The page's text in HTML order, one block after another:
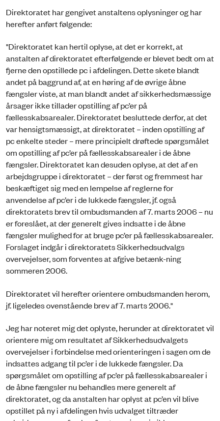
Direktoratet har gengivet anstaltens oplysninger og har
herefter anført følgende:
"Direktoratet kan hertil oplyse, at det er korrekt, at
anstalten af direktoratet efterfølgende er blevet bedt om at
fjerne den opstillede pc i afdelingen. Dette skete blandt
andet på baggrund af, at en høring af de øvrige åbne
fængsler viste, at man blandt andet af sikkerhedsmæssige
årsager ikke tillader opstilling af pc’er på
fællesskabsarealer. Direktoratet besluttede derfor, at det
var hensigtsmæssigt, at direktoratet – inden opstilling af
pc enkelte steder – mere principielt drøftede spørgsmålet
om opstilling af pc’er på fællesskabsarealer i de åbne
fængsler. Direktoratet kan desuden oplyse, at det af en
arbejdsgruppe i direktoratet – der først og fremmest har
beskæftiget sig med en lempelse af reglerne for
anvendelse af pc’er i de lukkede fængsler, jf. også
direktoratets brev til ombudsmanden af 7. marts 2006 – nu
er foreslået, at der generelt gives indsatte i de åbne
fængsler mulighed for at bruge pc’er på fællesskabsarealer.
Forslaget indgår i direktoratets Sikkerhedsudvalgs
overvejelser, som forventes at afgive betænk-ning
sommeren 2006.
Direktoratet vil herefter orientere ombudsmanden herom,
jf. ligeledes ovenstående brev af 7. marts 2006."
Jeg har noteret mig det oplyste, herunder at direktoratet vil
orientere mig om resultatet af Sikkerhedsudvalgets
overvejelser i forbindelse med orienteringen i sagen om de
indsattes adgang til pc’er i de lukkede fængsler. Da
spørgsmålet om opstilling af pc’er på fællesskabsarealer i
de åbne fængsler nu behandles mere generelt af
direktoratet, og da anstalten har oplyst at pc’en vil blive
opstillet på ny i afdelingen hvis udvalget tiltræder